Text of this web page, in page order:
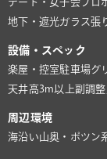
デート・女子会プロ
地下・遮光ガラス張
設備・スペック
楽屋・控室駐車場グ
天井高3m以上副調
周辺環境
海沿い山奥・ポツン